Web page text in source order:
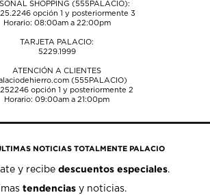
SHOPPING (555PALACIO):
opción 1 y posteriormente 3
Horario: 08:00am a 22:00pm
TARJETA PALACIO:
5229.1999
ATENCIÓN A CLIENTES
(555PALACIO)
opción 1 y posteriormente 2
Horario: 09:00am a 21:00pm
NOTICIAS TOTALMENTE PALACIO
y recibedescuentos especiales.
tendencias y noticias.